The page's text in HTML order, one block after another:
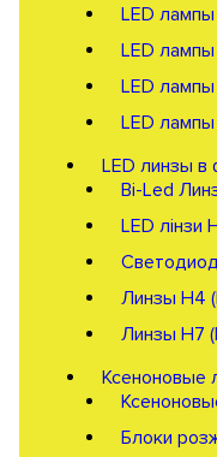
LED
LED
LED
LED
LED линзы
Bi-Led
LED лінзи
Линзы Н4
Линзы Н7
Ксеноновые
Блоки